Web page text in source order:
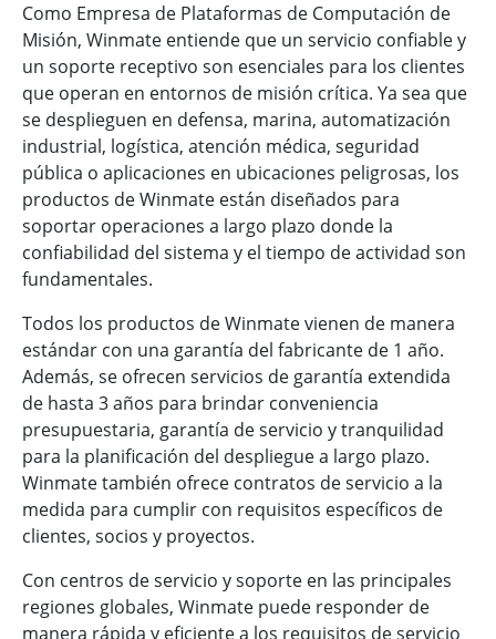
Como Empresa de Plataformas de Computación de
Misión, Winmate entiende que un servicio confiable y
un soporte receptivo son esenciales para los clientes
que operan en entornos de misión crítica. Ya sea que
se desplieguen en defensa, marina, automatización
industrial, logística, atención médica, seguridad
pública o aplicaciones en ubicaciones peligrosas, los
productos de Winmate están diseñados para
soportar operaciones a largo plazo donde la
confiabilidad del sistema y el tiempo de actividad son
fundamentales.
Todos los productos de Winmate vienen de manera
estándar con una garantía del fabricante de 1 año.
Además, se ofrecen servicios de garantía extendida
de hasta 3 años para brindar conveniencia
presupuestaria, garantía de servicio y tranquilidad
para la planificación del despliegue a largo plazo.
Winmate también ofrece contratos de servicio a la
medida para cumplir con requisitos específicos de
clientes, socios y proyectos.
Con centros de servicio y soporte en las principales
regiones globales, Winmate puede responder de
manera rápida y eficiente a los requisitos de servicio